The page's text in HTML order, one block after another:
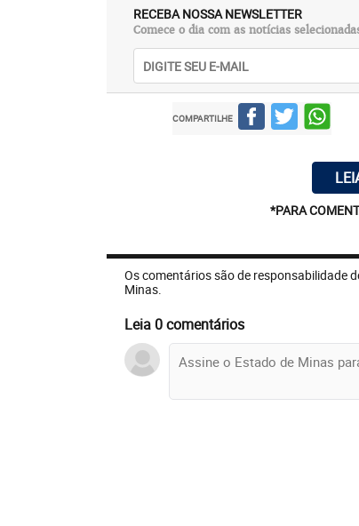
RECEBA NOSSA NEWSLETTER
Comece o dia com as notícias
COMPARTILHE
*PARA
Os comentários são de responsabilidade
Minas.
Leia 0 comentários